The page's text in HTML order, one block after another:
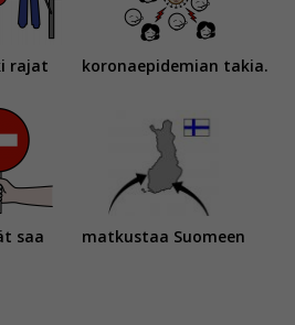
rajat koronaepidemian takia.
saa matkustaa Suomeen